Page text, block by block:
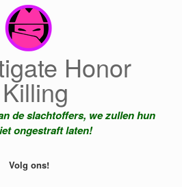
Honor
Killing
de slachtoffers, we zullen hun
ongestraft laten!
Volg ons!